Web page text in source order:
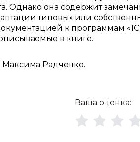
Однако она содержит
типовых или
к программам
в книге.
Радченко.
Ваша оценка: